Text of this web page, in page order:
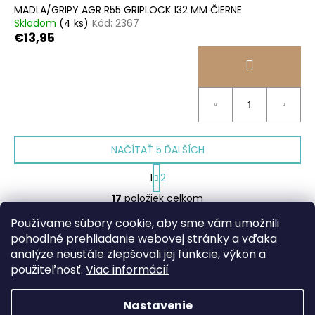
Používame súbory cookie, aby sme vám umožnili
pohodlné prehliadanie webovej stránky a vďaka
analýze neustále zlepšovali jej funkcie, výkon a
použiteľnosť. Viac informácií
Nastavenie
MADLA/GRIPY AGR R55 GRIPLOCK 132 MM ČIERNE
Skladom (4 ks) Kód: 2367
€13,95
O
v
l
á
d
a
c
i
NAČÍTAŤ 5 ĎALŠÍCH
S
t
r
n
k
o
v
a
n
i
1 2
17položiek celkom
HORE